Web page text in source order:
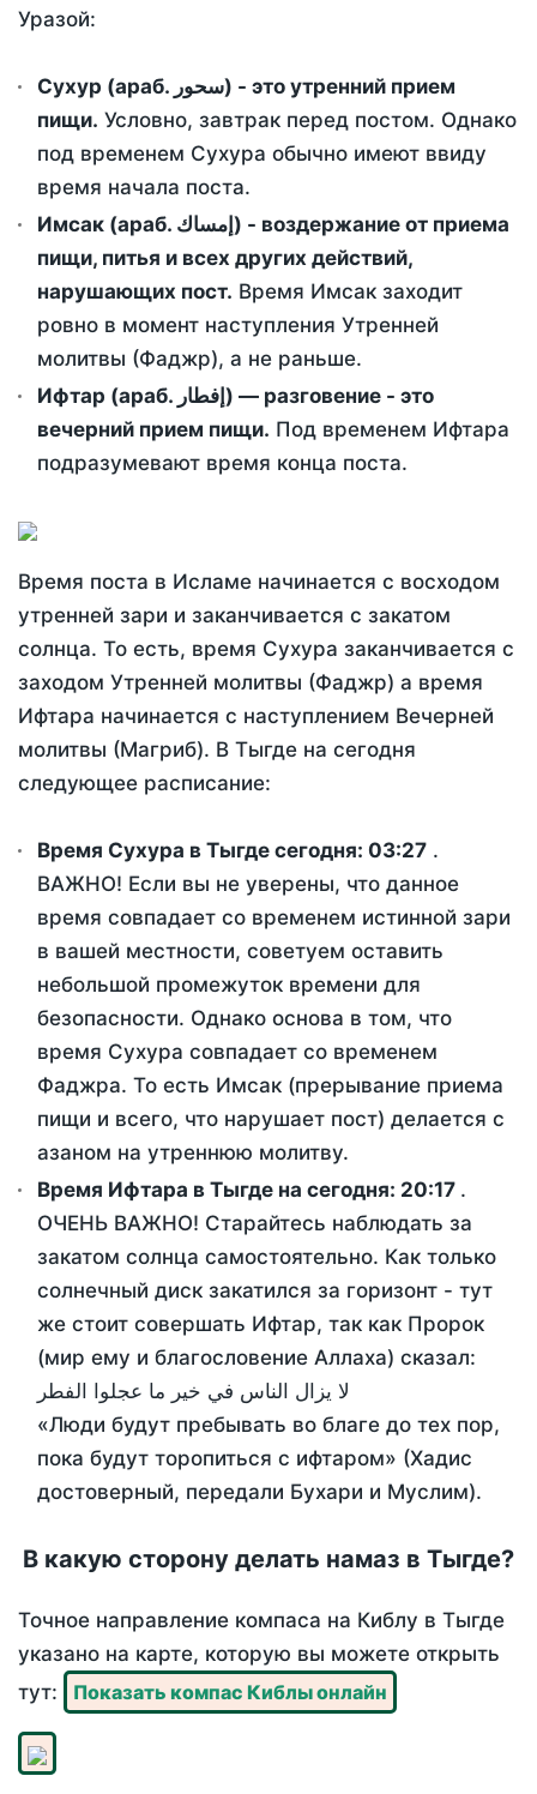
Уразой:
Сухур (араб. سحور) - это утренний прием
пищи. Условно, завтрак перед постом. Однако
под временем Сухура обычно имеют ввиду
время начала поста.
Имсак (араб. إمساك) - воздержание от приема
пищи, питья и всех других действий,
нарушающих пост. Время Имсак заходит
ровно в момент наступления Утренней
молитвы (Фаджр), а не раньше.
Ифтар (араб. إفطار) — разговение - это
вечерний прием пищи. Под временем Ифтара
подразумевают время конца поста.
Время поста в Исламе начинается с восходом
утренней зари и заканчивается с закатом
солнца. То есть, время Сухура заканчивается с
заходом Утренней молитвы (Фаджр) а время
Ифтара начинается с наступлением Вечерней
молитвы (Магриб). В Тыгде на сегодня
следующее расписание:
Время Сухура в Тыгде сегодня: 03:27 .
ВАЖНО! Если вы не уверены, что данное
время совпадает со временем истинной зари
в вашей местности, советуем оставить
небольшой промежуток времени для
безопасности. Однако основа в том, что
время Сухура совпадает со временем
Фаджра. То есть Имсак (прерывание приема
пищи и всего, что нарушает пост) делается с
азаном на утреннюю молитву.
Время Ифтара в Тыгде на сегодня: 20:17 .
ОЧЕНЬ ВАЖНО! Старайтесь наблюдать за
закатом солнца самостоятельно. Как только
солнечный диск закатился за горизонт - тут
же стоит совершать Ифтар, так как Пророк
(мир ему и благословение Аллаха) сказал:
لا يزال الناس في خير ما عجلوا الفطر
«Люди будут пребывать во благе до тех пор,
пока будут торопиться с ифтаром» (Хадис
достоверный, передали Бухари и Муслим).
В какую сторону делать намаз в Тыгде?
Точное направление компаса на Киблу в Тыгде
указано на карте, которую вы можете открыть
тут:
Показать компас Киблы онлайн